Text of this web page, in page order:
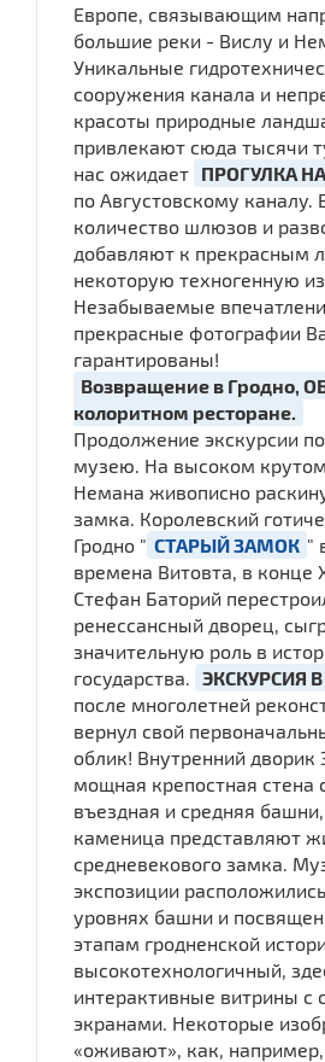
Европе, связывающим
большие реки - Вислу и
Уникальные
сооружения канала и
красоты природные
привлекают сюда тысячи
нас ожидает ПРОГУЛКА
по Августовскому каналу.
количество шлюзов и
добавляют к прекрасным
некоторую техногенную
Незабываемые
прекрасные фотографии
гарантированы!
Возвращение в Гродно,
колоритном ресторане.
Продолжение экскурсии
музею. На высоком
Немана живописно
замка. Королевский
Гродно " СТАРЫЙ ЗАМОК "
времена Витовта, в конце
Стефан Баторий
ренессансный дворец,
значительную роль в
государства.
ЭКСКУРСИЯ
после многолетней
вернул свой
облик! Внутренний дворик
мощная крепостная стена
въездная и средняя
каменица представляют
средневекового замка.
экспозиции
уровнях башни и
этапам гродненской
высокотехнологичный,
интерактивные витрины с
экранами. Некоторые
«оживают», как,